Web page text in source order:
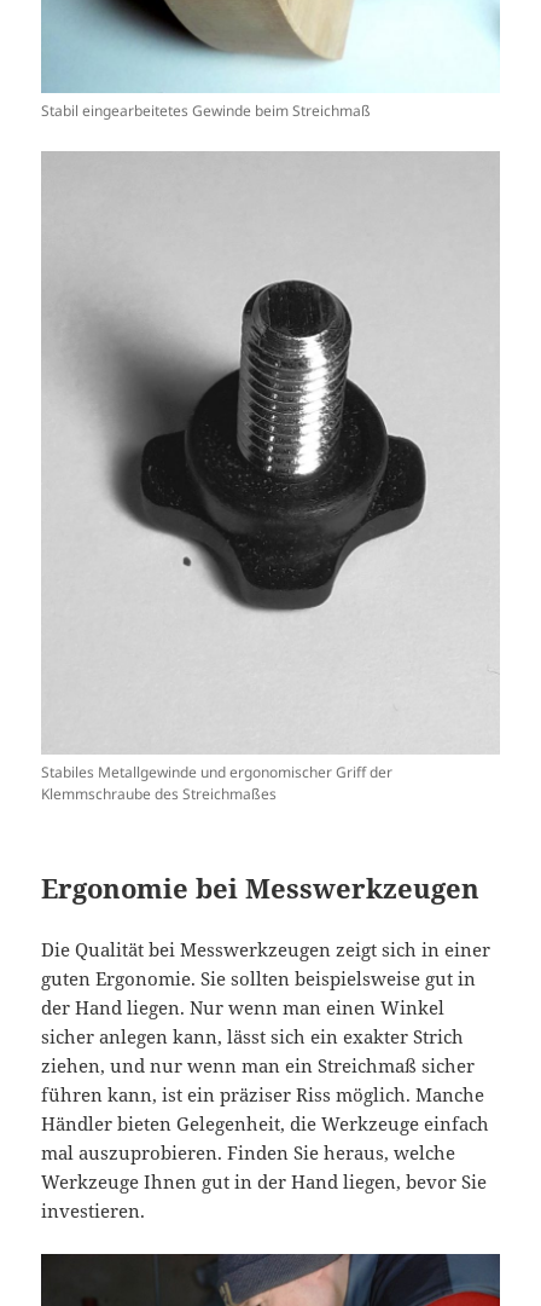
Stabil eingearbeitetes Gewinde beim Streichmaß
Stabiles Metallgewinde und ergonomischer Griff der
Klemmschraube des Streichmaßes
Ergonomie bei Messwerkzeugen
Die Qualität bei Messwerkzeugen zeigt sich in einer
guten Ergonomie. Sie sollten beispielsweise gut in
der Hand liegen. Nur wenn man einen Winkel
sicher anlegen kann, lässt sich ein exakter Strich
ziehen, und nur wenn man ein Streichmaß sicher
führen kann, ist ein präziser Riss möglich. Manche
Händler bieten Gelegenheit, die Werkzeuge einfach
mal auszuprobieren. Finden Sie heraus, welche
Werkzeuge Ihnen gut in der Hand liegen, bevor Sie
investieren.